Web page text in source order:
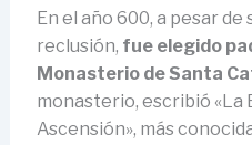
En el año 600, a pesar
reclusión, fue elegido
Monasterio de Santa
monasterio, escribió «La
Ascensión», más